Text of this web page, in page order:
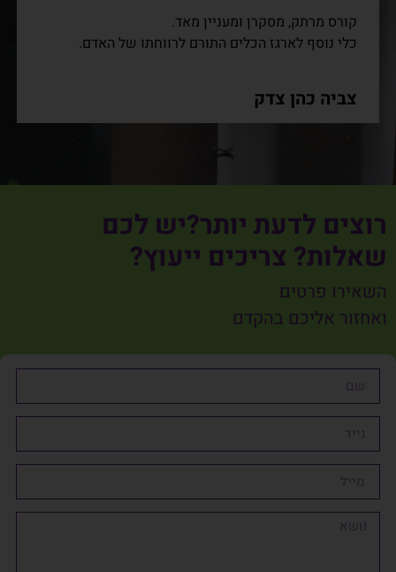
קורס מרתק, מסקרן ומעניין מאד.
כלי נוסף לארגז הכלים התורם לרווחתו של האדם.
צביה כהן צדק
רוצים לדעת יותר?יש לכם
שאלות? צריכים ייעוץ?
השאירו פרטים
ואחזור אליכם בהקדם